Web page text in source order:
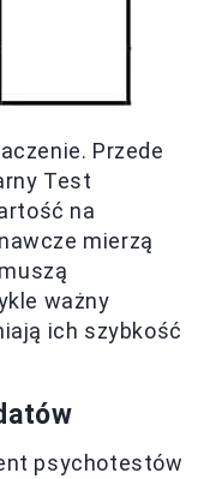
Przede
Test
na
mierzą
ważny
ich szybkość
psychotestów